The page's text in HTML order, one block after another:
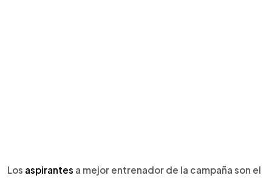
Los aspirantes a mejor entrenador de la campaña son el